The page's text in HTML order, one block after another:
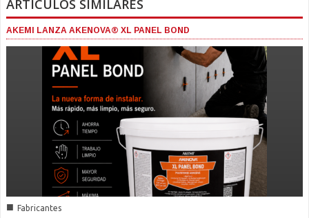
ARTICULOS SIMILARES
AKEMI LANZA AKENOVA® XL PANEL BOND
■ Fabricantes